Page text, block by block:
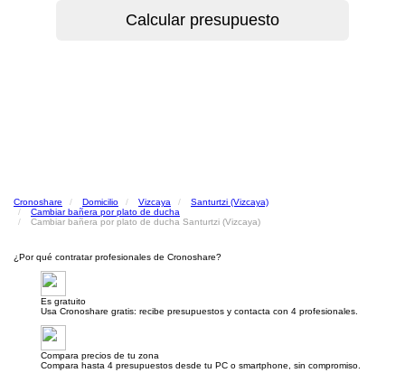
Cronoshare Domicilio Vizcaya
Santurtzi (Vizcaya)
Cambiar bañera por plato de ducha
Cambiar bañera por plato de ducha Santurtzi (Vizcaya)
¿Por qué contratar profesionales de Cronoshare?
Es gratuito
Usa Cronoshare gratis: recibe presupuestos y contacta con 4 profesionales.
Compara precios de tu zona
Compara hasta 4 presupuestos desde tu PC o smartphone, sin compromiso.